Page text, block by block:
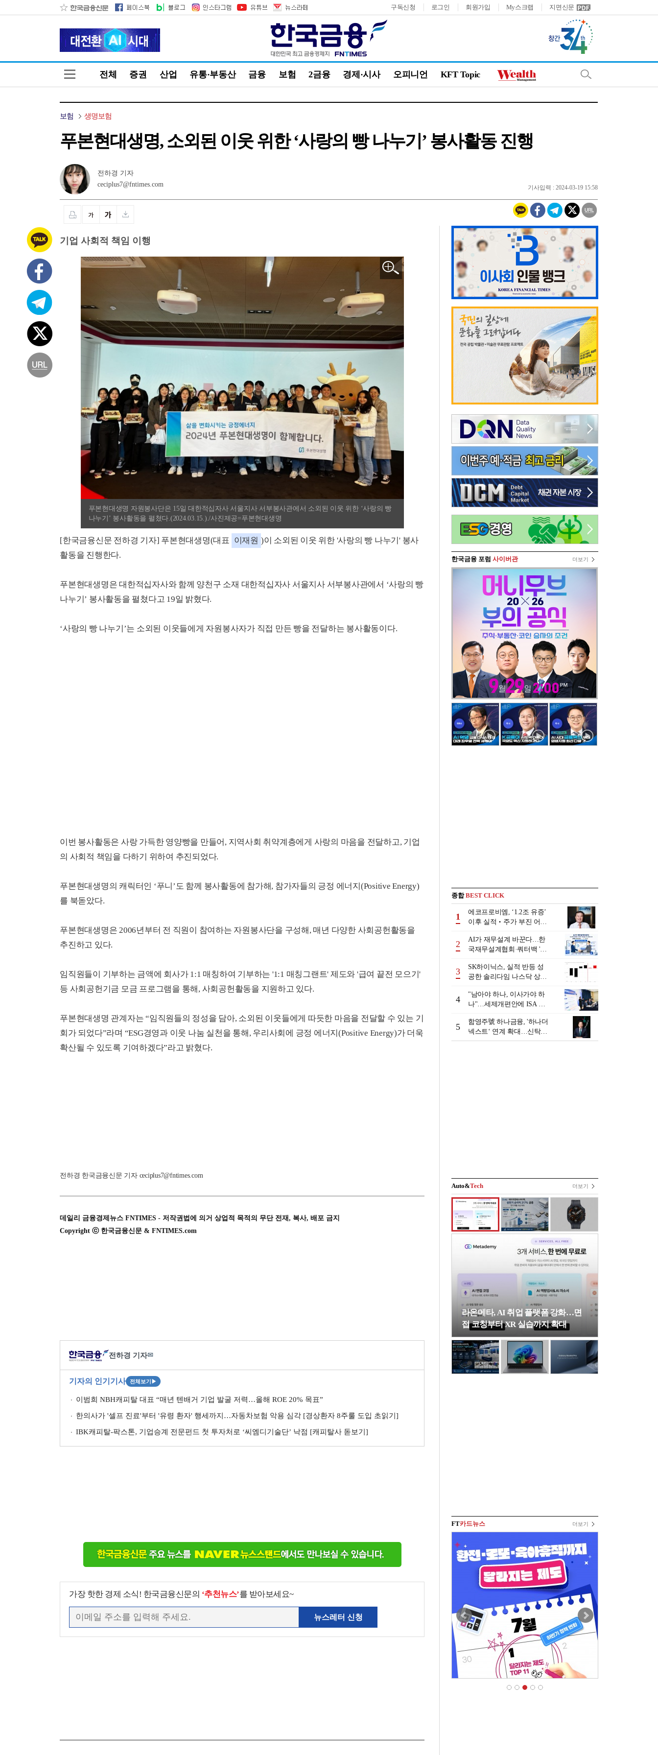
구독신청 로그인 회원가입 My스크랩 지면신문
전체 증권 산업 유통·부동산 금융 보험 2금융 경제·시사 오피니언 KFT Topic
보험 생명보험
푸본현대생명, 소외된 이웃 위한 ‘사랑의 빵 나누기’ 봉사활동 진행
전하경 기자
ceciplus7@fntimes.com
기사입력 : 2024-03-19 15:58
기업 사회적 책임 이행
푸본현대생명 자원봉사단은 15일 대한적십자사 서울지사 서부봉사관에서 소외된 이웃 위한 ‘사랑의 빵
나누기’ 봉사활동을 펼쳤다.(2024.03.15.)./사진제공=푸본현대생명
[한국금융신문 전하경 기자] 푸본현대생명(대표 이재원 )이 소외된 이웃 위한 '사랑의 빵 나누기' 봉사
활동을 진행한다.
푸본현대생명은 대한적십자사와 함께 양천구 소재 대한적십자사 서울지사 서부봉사관에서 ‘사랑의 빵
나누기’ 봉사활동을 펼쳤다고 19일 밝혔다.
‘사랑의 빵 나누기’는 소외된 이웃들에게 자원봉사자가 직접 만든 빵을 전달하는 봉사활동이다.
이번 봉사활동은 사랑 가득한 영양빵을 만들어, 지역사회 취약계층에게 사랑의 마음을 전달하고, 기업
의 사회적 책임을 다하기 위하여 추진되었다.
푸본현대생명의 캐릭터인 ‘푸니’도 함께 봉사활동에 참가해, 참가자들의 긍정 에너지(Positive Energy)
를 북돋았다.
푸본현대생명은 2006년부터 전 직원이 참여하는 자원봉사단을 구성해, 매년 다양한 사회공헌활동을
추진하고 있다.
임직원들이 기부하는 금액에 회사가 1:1 매칭하여 기부하는 '1:1 매칭그랜트' 제도와 '급여 끝전 모으기'
등 사회공헌기금 모금 프로그램을 통해, 사회공헌활동을 지원하고 있다.
푸본현대생명 관계자는 “임직원들의 정성을 담아, 소외된 이웃들에게 따듯한 마음을 전달할 수 있는 기
회가 되었다”라며 “ESG경영과 이웃 나눔 실천을 통해, 우리사회에 긍정 에너지(Positive Energy)가 더욱
확산될 수 있도록 기여하겠다”라고 밝혔다.
전하경 한국금융신문 기자 ceciplus7@fntimes.com
데일리 금융경제뉴스 FNTIMES - 저작권법에 의거 상업적 목적의 무단 전재, 복사, 배포 금지
Copyright ⓒ 한국금융신문 & FNTIMES.com
전하경 기자✉
기자의 인기기사 전체보기 ▶
이범희 NBH캐피탈 대표 “매년 텐배거 기업 발굴 저력…올해 ROE 20% 목표”
한의사가 '셀프 진료'부터 '유령 환자' 행세까지…자동차보험 악용 심각 [경상환자 8주룰 도입 초읽기]
IBK캐피탈-팍스톤, 기업승계 전문펀드 첫 투자처로 ‘씨엠디기술단’ 낙점 [캐피탈사 돋보기]
가장 핫한 경제 소식! 한국금융신문의 ‘추천뉴스’를 받아보세요~
뉴스레터 신청
한국금융 포럼 사이버관 더보기
종합BEST CLICK
1
에코프로비엠, ‘1.2조 유증’
이후 실적‧주가 부진 어쩌
2
AI가 재무설계 바꾼다…한
국재무설계협회·쿼터백 '베
3
SK하이닉스, 실적 반등 성
공한 솔리다임 나스닥 상장
4
"남아야 하나, 이사가야 하
나"…세제개편안에 ISA 투
5
함영주號 하나금융, '하나더
넥스트‘ 연계 확대…신탁수
수료 2배 증가 효과 [금융 시
Auto&Tech 더보기
라온메타, AI 취업 플랫폼 강화…면
접 코칭부터 XR 실습까지 확대
FT카드뉴스 더보기